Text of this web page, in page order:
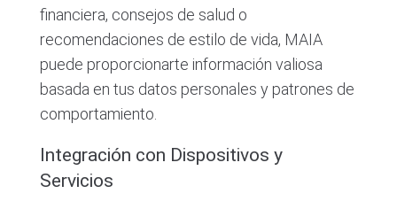
financiera, consejos de salud o
recomendaciones de estilo de vida, MAIA
puede proporcionarte información valiosa
basada en tus datos personales y patrones de
comportamiento.
Integración con Dispositivos y
Servicios